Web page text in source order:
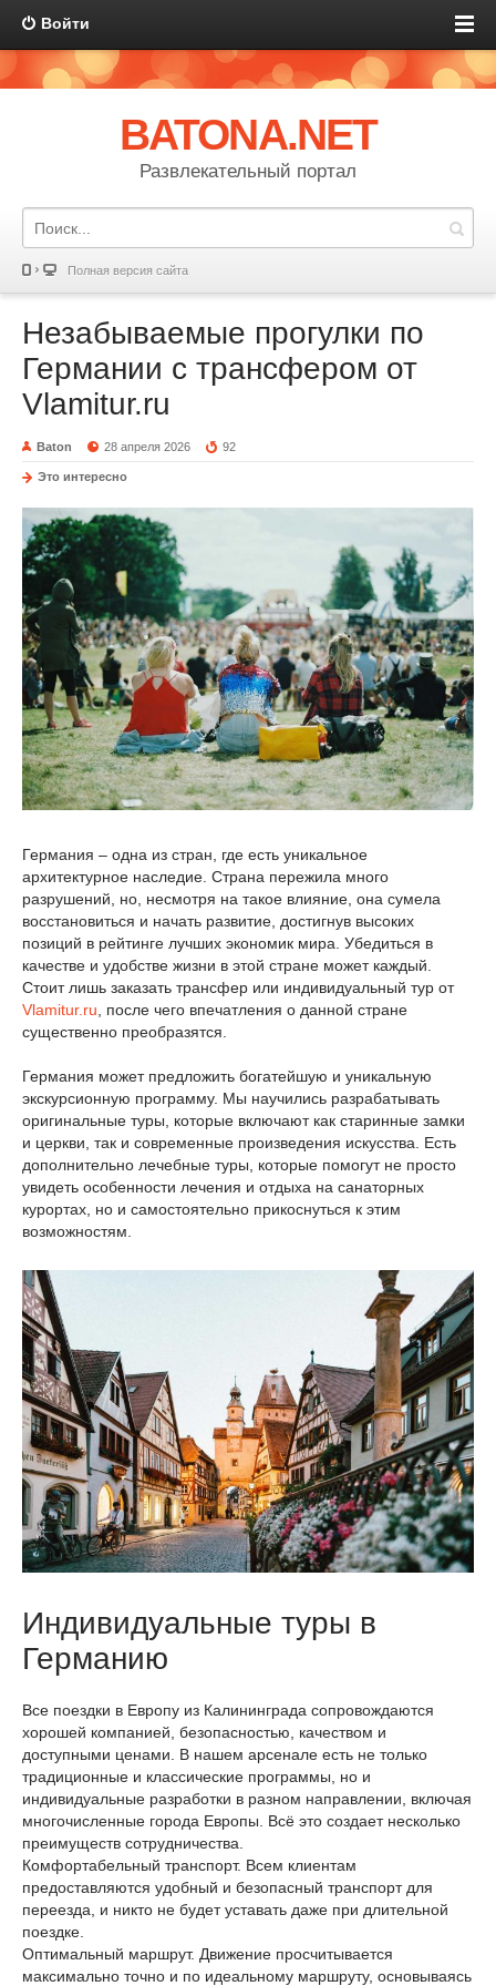
Войти
BATONA.NET
Развлекательный портал
Полная версия сайта
Незабываемые прогулки по
Германии с трансфером от
Vlamitur.ru
Baton 28 апреля 2026 92
Это интересно
Германия – одна из стран, где есть уникальное
архитектурное наследие. Страна пережила много
разрушений, но, несмотря на такое влияние, она сумела
восстановиться и начать развитие, достигнув высоких
позиций в рейтинге лучших экономик мира. Убедиться в
качестве и удобстве жизни в этой стране может каждый.
Стоит лишь заказать трансфер или индивидуальный тур от
Vlamitur.ru , после чего впечатления о данной стране
существенно преобразятся.
Германия может предложить богатейшую и уникальную
экскурсионную программу. Мы научились разрабатывать
оригинальные туры, которые включают как старинные замки
и церкви, так и современные произведения искусства. Есть
дополнительно лечебные туры, которые помогут не просто
увидеть особенности лечения и отдыха на санаторных
курортах, но и самостоятельно прикоснуться к этим
возможностям.
Индивидуальные туры в
Германию
Все поездки в Европу из Калининграда сопровождаются
хорошей компанией, безопасностью, качеством и
доступными ценами. В нашем арсенале есть не только
традиционные и классические программы, но и
индивидуальные разработки в разном направлении, включая
многочисленные города Европы. Всё это создает несколько
преимуществ сотрудничества.
Комфортабельный транспорт. Всем клиентам
предоставляются удобный и безопасный транспорт для
переезда, и никто не будет уставать даже при длительной
поездке.
Оптимальный маршрут. Движение просчитывается
максимально точно и по идеальному маршруту, основываясь